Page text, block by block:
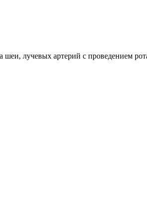
лучевых артерий с проведением